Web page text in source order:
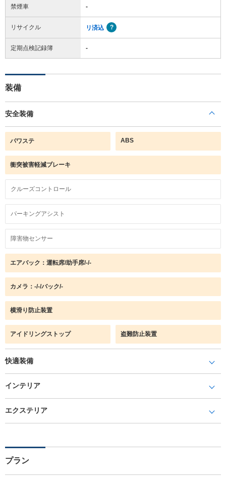
禁煙車 -
リサイクル リ済込
定期点検記録簿 -
装備
安全装備
パワステ ABS
衝突被害軽減ブレーキ
クルーズコントロール
パーキングアシスト
障害物センサー
エアバック：運転席/助手席/-/-
カメラ：-/-/バック/-
横滑り防止装置
アイドリングストップ 盗難防止装置
快適装備
インテリア
エクステリア
プラン